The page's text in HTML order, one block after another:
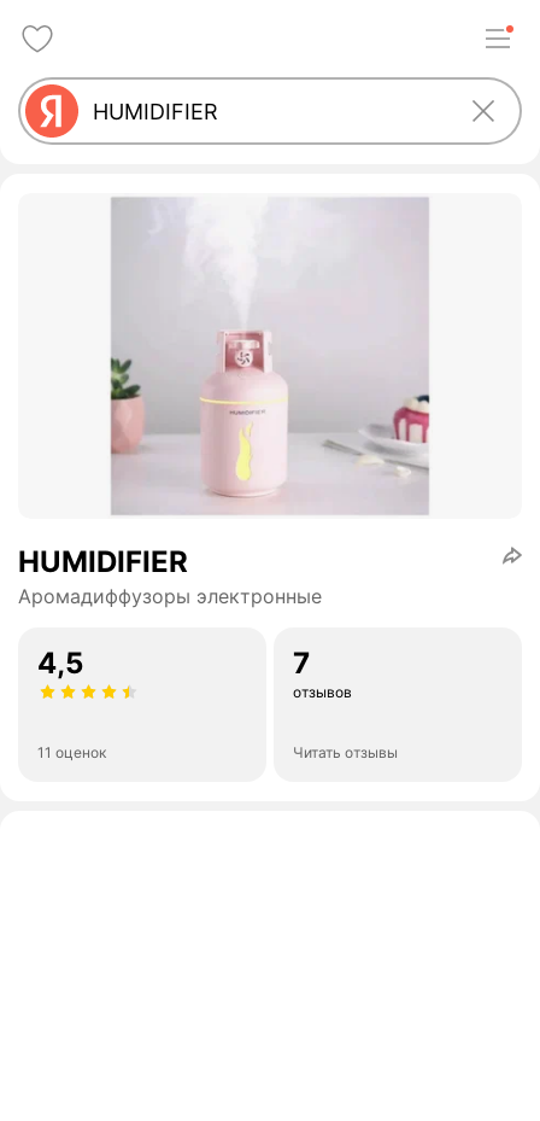
HUMIDIFIER
Аромадиффузоры электронные
4,5
11 оценок
7
отзывов
Читать отзывы